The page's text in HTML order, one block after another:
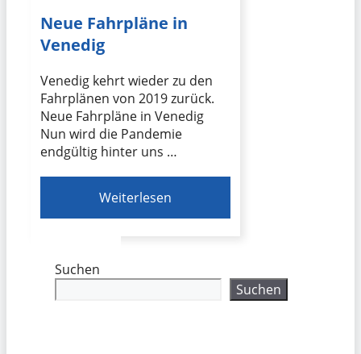
Neue Fahrpläne in
Venedig
Venedig kehrt wieder zu den
Fahrplänen von 2019 zurück.
Neue Fahrpläne in Venedig
Nun wird die Pandemie
endgültig hinter uns …
Weiterlesen
Suchen
Suchen